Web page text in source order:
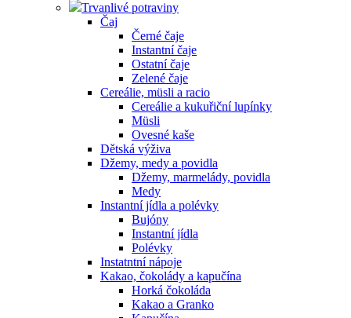
Trvanlivé potraviny
Čaj
Černé čaje
Instantní čaje
Ostatní čaje
Zelené čaje
Cereálie, müsli a racio
Cereálie a kukuřiční lupínky
Müsli
Ovesné kaše
Dětská výživa
Džemy, medy a povidla
Džemy, marmelády, povidla
Medy
Instantní jídla a polévky
Bujóny
Instantní jídla
Polévky
Instatntní nápoje
Kakao, čokolády a kapučína
Horká čokoláda
Kakao a Granko